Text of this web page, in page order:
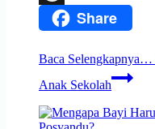
ThreadsShare
Baca Selengkapnya…
Anak Sekolah